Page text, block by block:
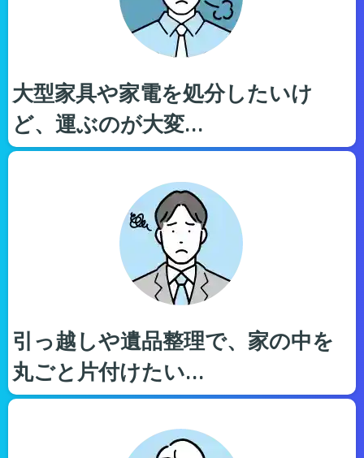
大型家具や家電を処分したいけ
ど、運ぶのが大変…
引っ越しや遺品整理で、家の中を
丸ごと片付けたい…